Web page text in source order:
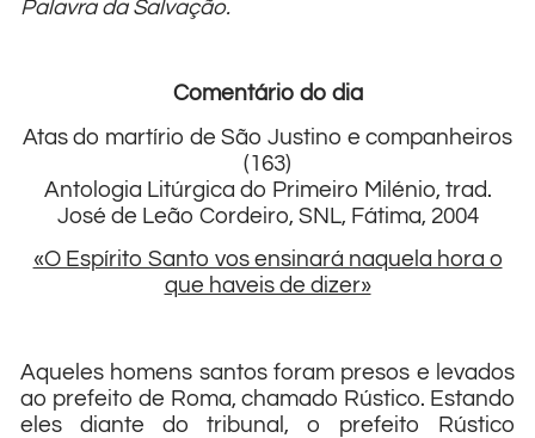
Palavra da Salvação.
Comentário do dia
Atas do martírio de São Justino e companheiros
(163)
Antologia Litúrgica do Primeiro Milénio, trad.
José de Leão Cordeiro, SNL, Fátima, 2004
«O Espírito Santo vos ensinará naquela hora o
que haveis de dizer»
Aqueles homens santos foram presos e levados
ao prefeito de Roma, chamado Rústico. Estando
eles diante do tribunal, o prefeito Rústico